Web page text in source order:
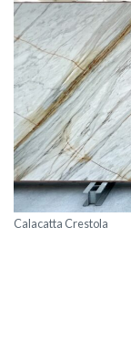
Calacatta Crestola